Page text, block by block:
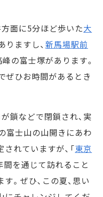
面に5分ほど歩いた大
りますし、新馬場駅前
の富士塚があります。
ぜひお時間があるとき
鎖などで閉鎖され、実
富士山の山開きにあわ
れていますが、「東京
間を通じて訪れること
。ぜひ、この夏、思い